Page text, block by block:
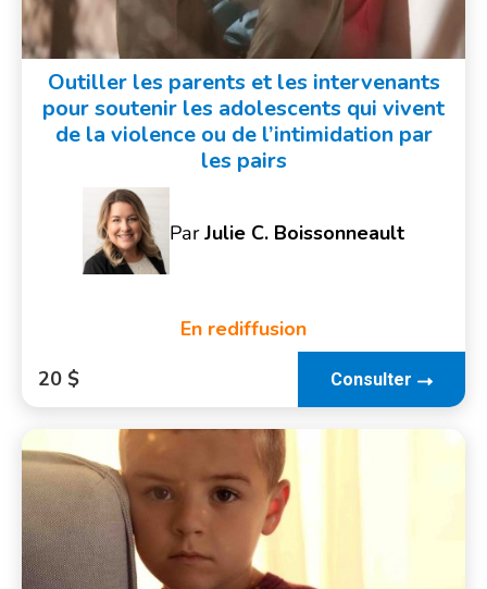
Outiller les parents et les intervenants
pour soutenir les adolescents qui vivent
de la violence ou de l’intimidation par
les pairs
ParJulie C. Boissonneault
En rediffusion
20 $
Consulter